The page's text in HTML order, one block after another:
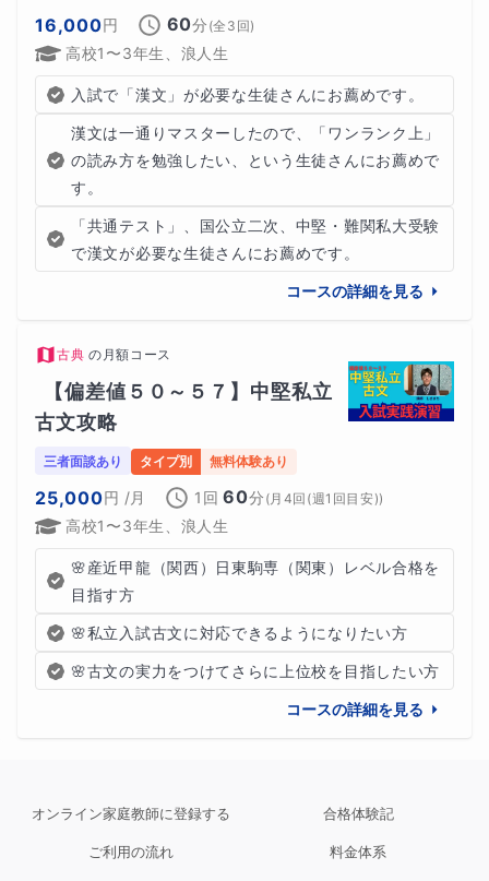
16,000円 60分 (全 3 回)
高校1〜3年生、浪人生
入試で「漢文」が必要な生徒さんにお薦めです。
漢文は一通りマスターしたので、「ワンランク上」
の読み方を勉強したい、という生徒さんにお薦めで
す。
「共通テスト」、国公立二次、中堅・難関私大受験
で漢文が必要な生徒さんにお薦めです。
コースの詳細を見る
古典 の 月額コース
【偏差値５０～５７】中堅私立
古文攻略
三者面談あり タイプ別 無料体験あり
25,000円 /月 1回 60分 (月4回(週1回目安))
高校1〜3年生、浪人生
🌸産近甲龍（関西）日東駒専（関東）レベル合格を
目指す方
🌸私立入試古文に対応できるようになりたい方
🌸古文の実力をつけてさらに上位校を目指したい方
コースの詳細を見る
オンライン家庭教師に登録する 合格体験記
ご利用の流れ 料金体系